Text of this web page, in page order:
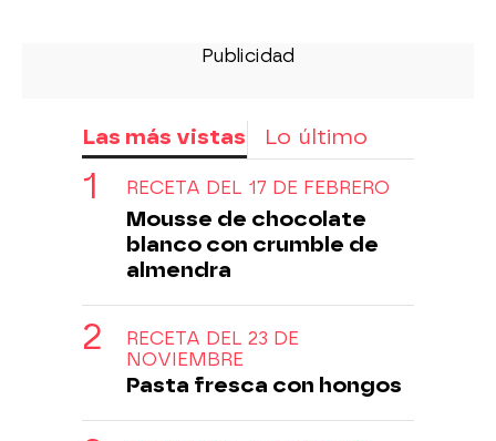
Las más vistas Lo último
RECETA DEL 17 DE FEBRERO
Mousse de chocolate
blanco con crumble de
almendra
RECETA DEL 23 DE
NOVIEMBRE
Pasta fresca con hongos